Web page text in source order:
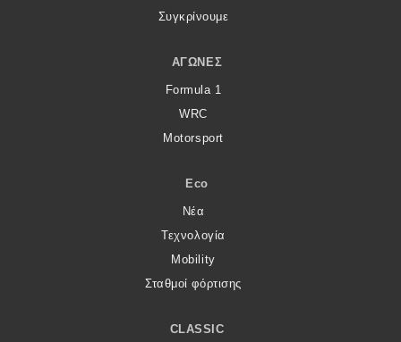
Συγκρίνουμε
ΑΓΏΝΕΣ
Formula 1
WRC
Motorsport
Eco
Νέα
Τεχνολογία
Mobility
Σταθμοί φόρτισης
CLASSIC